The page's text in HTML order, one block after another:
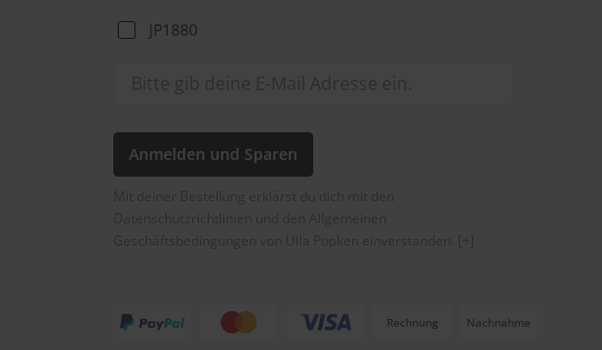
JP1880
Anmelden und Sparen
Rechnung Nachnahme